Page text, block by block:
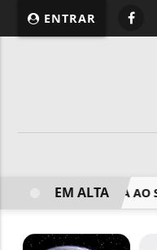
ENTRAR
LIDERA PESQUISA AO
EM ALTA